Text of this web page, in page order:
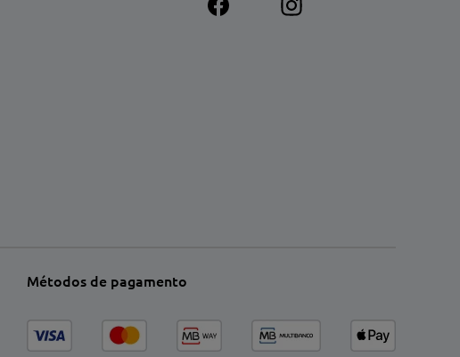
Métodos de pagamento